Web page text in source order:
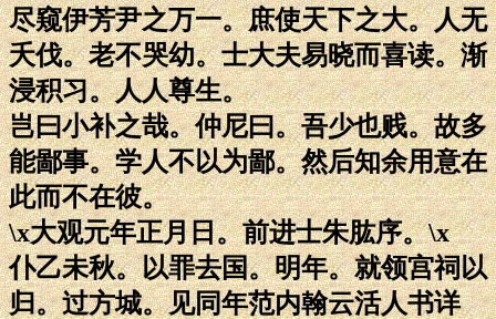
尽窥伊芳尹之万一。庶使天下之大。人无
夭伐。老不哭幼。士大夫易晓而喜读。渐
浸积习。人人尊生。
岂曰小补之哉。仲尼曰。吾少也贱。故多
能鄙事。学人不以为鄙。然后知余用意在
此而不在彼。
\x大观元年正月日。前进士朱肱序。\x
仆乙未秋。以罪去国。明年。就领宫祠以
归。过方城。见同年范内翰云活人书详